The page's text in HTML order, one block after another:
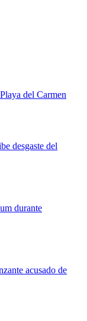
del Carmen
desgaste del
durante
acusado de